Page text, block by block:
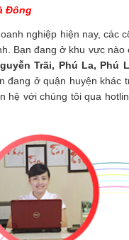
Đông
nghiệp hiện nay, các
Bạn đang ở khu vực
Trãi, Phú La, Phú
đang ở quận huyện khác
hệ với chúng tôi qua